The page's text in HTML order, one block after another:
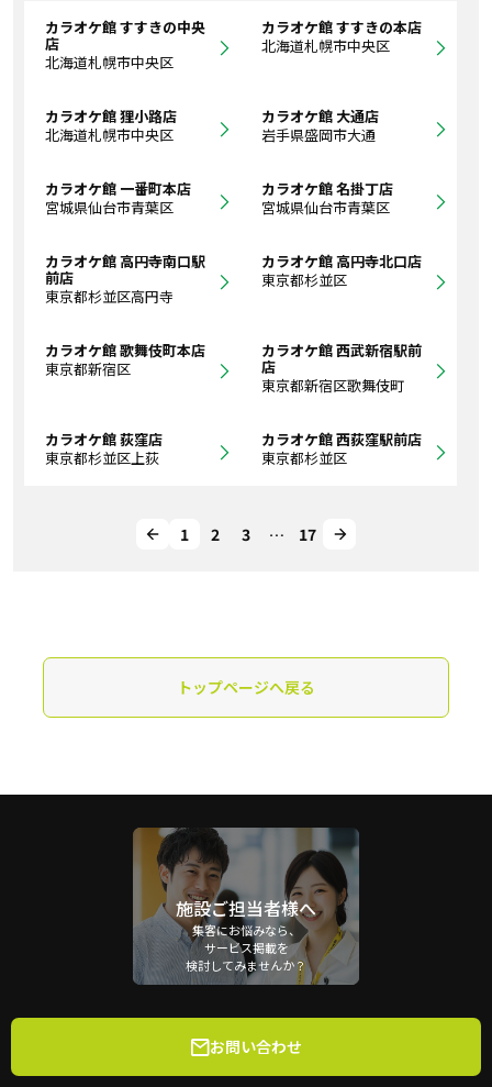
カラオケ館 すすきの中央
店
北海道札幌市中央区
カラオケ館 すすきの本店
北海道札幌市中央区
カラオケ館 狸小路店
北海道札幌市中央区
カラオケ館 大通店
岩手県盛岡市大通
カラオケ館 一番町本店
宮城県仙台市青葉区
カラオケ館 名掛丁店
宮城県仙台市青葉区
カラオケ館 高円寺南口駅
前店
東京都杉並区高円寺
カラオケ館 高円寺北口店
東京都杉並区
カラオケ館 歌舞伎町本店
東京都新宿区
カラオケ館 西武新宿駅前
店
東京都新宿区歌舞伎町
カラオケ館 荻窪店
東京都杉並区上荻
カラオケ館 西荻窪駅前店
東京都杉並区
1 2 3 … 17
トップページへ戻る
施設ご担当者様へ
集客にお悩みなら、
サービス掲載を
検討してみませんか？
お問い合わせ